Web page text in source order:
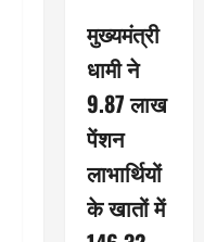
मुख्यमंत्री
धामी ने
9.87 लाख
पेंशन
लाभार्थियों
के खातों में